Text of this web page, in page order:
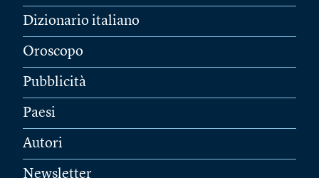
Dizionario italiano
Oroscopo
Pubblicità
Paesi
Autori
Newsletter